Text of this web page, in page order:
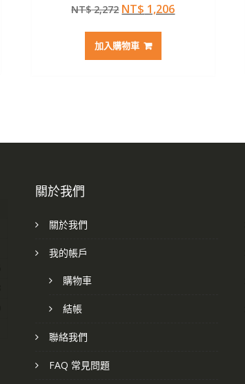
4.50
滿分 5
NT$2,272 原
價
格：
NT$ 1,206目
加入購物車
關於我們
關於我們
我的帳戶
購物車
結帳
聯絡我們
FAQ 常見問題